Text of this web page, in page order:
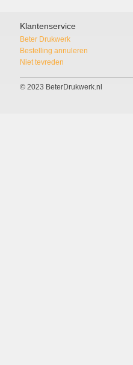
Klantenservice
Beter Drukwerk
Bestelling annuleren
Niet tevreden
© 2023 BeterDrukwerk.nl